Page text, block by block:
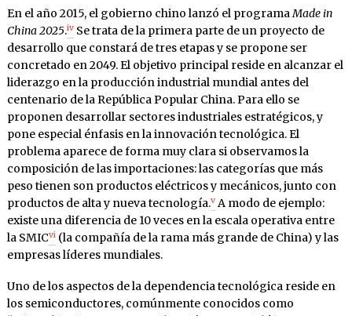
En el año 2015, el gobierno chino lanzó el programaMade in
China 2025.ivSe trata de la primera parte de un proyecto de
desarrollo que constará de tres etapas y se propone ser
concretado en 2049. El objetivo principal reside en alcanzar el
liderazgo en la producción industrial mundial antes del
centenario de la República Popular China. Para ello se
proponen desarrollar sectores industriales estratégicos, y
pone especial énfasis en la innovación tecnológica. El
problema aparece de forma muy clara si observamos la
composición de las importaciones: las categorías que más
peso tienen son productos eléctricos y mecánicos, junto con
productos de alta y nueva tecnología.vA modo de ejemplo:
existe una diferencia de 10 veces en la escala operativa entre
la SMICvi(la compañía de la rama más grande de China) y las
empresas líderes mundiales.
Uno de los aspectos de la dependencia tecnológica reside en
los semiconductores, comúnmente conocidos como